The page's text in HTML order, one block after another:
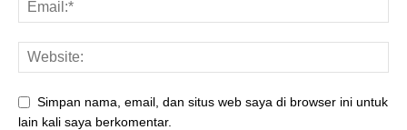
Simpan nama, email, dan situs web saya di browser ini untuk
lain kali saya berkomentar.